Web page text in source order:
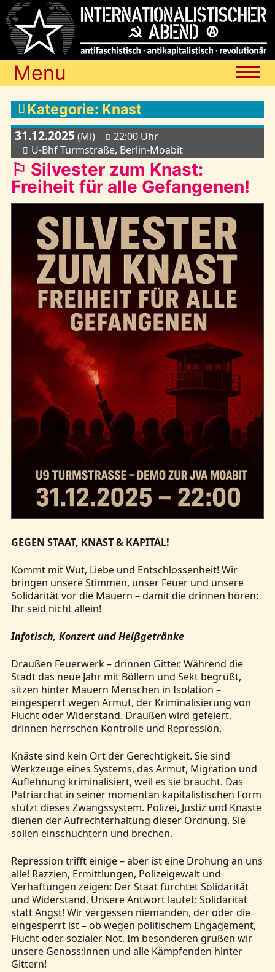
Menu
Termine
Blog
Media
Archiv
Links
Kontakt
Kategorie: Knast
31.12.2025 (Mi)
22:00 Uhr
U-Bhf Turmstraße, Berlin-Moabit
⚐ Silvester zum Knast:
Freiheit für alle Gefangenen!
GEGEN STAAT, KNAST & KAPITAL!
Kommt mit Wut, Liebe und Entschlossenheit! Wir
bringen unsere Stimmen, unser Feuer und unsere
Solidarität vor die Mauern – damit die drinnen hören:
Ihr seid nicht allein!
Infotisch, Konzert und Heißgetränke
Draußen Feuerwerk – drinnen Gitter. Während die
Stadt das neue Jahr mit Böllern und Sekt begrüßt,
sitzen hinter Mauern Menschen in Isolation –
eingesperrt wegen Armut, der Kriminalisierung von
Flucht oder Widerstand. Draußen wird gefeiert,
drinnen herrschen Kontrolle und Repression.
Knäste sind kein Ort der Gerechtigkeit. Sie sind
Werkzeuge eines Systems, das Armut, Migration und
Auflehnung kriminalisiert, weil es sie braucht. Das
Patriarchat in seiner momentan kapitalistischen Form
stützt dieses Zwangssystem. Polizei, Justiz und Knäste
dienen der Aufrechterhaltung dieser Ordnung. Sie
sollen einschüchtern und brechen.
Repression trifft einige – aber ist eine Drohung an uns
alle! Razzien, Ermittlungen, Polizeigewalt und
Verhaftungen zeigen: Der Staat fürchtet Solidarität
und Widerstand. Unsere Antwort lautet: Solidarität
statt Angst! Wir vergessen niemanden, der oder die
eingesperrt ist – ob wegen politischem Engagement,
Flucht oder sozialer Not. Im besonderen grüßen wir
unsere Genoss:innen und alle Kämpfenden hinter
Gittern!